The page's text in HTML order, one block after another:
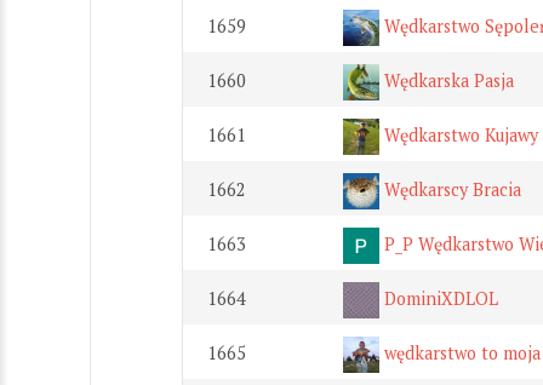
1659 Wędkarstwo
1660 Wędkarska Pasja
1661 Wędkarstwo Kujawy
1662 Wędkarscy Bracia
1663 P_P Wędkarstwo
1664 DominiXDLOL
1665 wędkarstwo to